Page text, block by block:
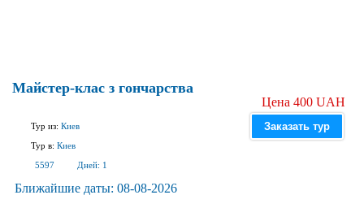
Майстер-клас з гончарства
Тур из: Киев
Тур в: Киев
5597
Дней: 1
Цена 400 UAH
Заказать тур
Ближайшие даты: 08-08-2026